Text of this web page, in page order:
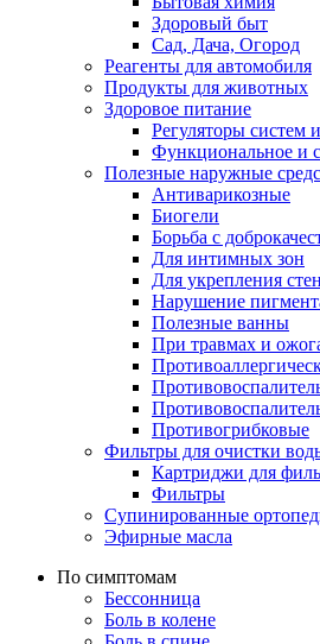
Здоровый быт
Сад, Дача, Огород
Реагенты для автомобиля
Продукты для животных
Здоровое питание
Регуляторы систем
Функциональное и
Полезные наружные
Антиварикозные
Биогели
Борьба с
Для интимных зон
Для укрепления
Нарушение
Полезные ванны
При травмах и
Противогрибковые
Фильтры для очистки
Картриджи для
Фильтры
Супинированные
Эфирные масла
По симптомам
Бессонница
Боль в колене